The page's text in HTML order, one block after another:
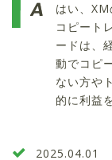
はい、
コピート
ードは、
動でコピ
ない方や
的に利益
2025.04.01